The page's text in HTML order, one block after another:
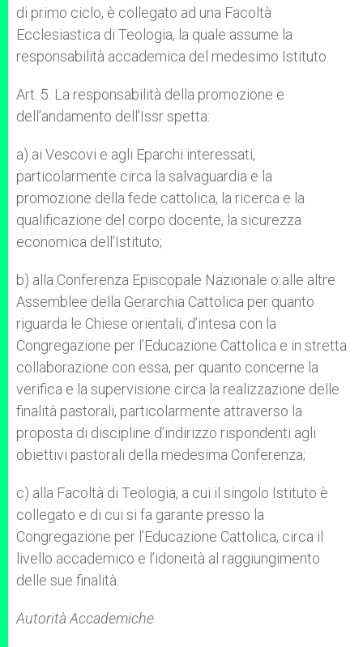
di primo ciclo, è collegato ad una Facoltà
Ecclesiastica di Teologia, la quale assume la
responsabilità accademica del medesimo Istituto.
Art. 5. La responsabilità della promozione e
dell’andamento dell’Issr spetta:
a) ai Vescovi e agli Eparchi interessati,
particolarmente circa la salvaguardia e la
promozione della fede cattolica, la ricerca e la
qualificazione del corpo docente, la sicurezza
economica dell’Istituto;
b) alla Conferenza Episcopale Nazionale o alle altre
Assemblee della Gerarchia Cattolica per quanto
riguarda le Chiese orientali, d’intesa con la
Congregazione per l’Educazione Cattolica e in stretta
collaborazione con essa, per quanto concerne la
verifica e la supervisione circa la realizzazione delle
finalità pastorali, particolarmente attraverso la
proposta di discipline d’indirizzo rispondenti agli
obiettivi pastorali della medesima Conferenza;
c) alla Facoltà di Teologia, a cui il singolo Istituto è
collegato e di cui si fa garante presso la
Congregazione per l’Educazione Cattolica, circa il
livello accademico e l’idoneità al raggiungimento
delle sue finalità.
Autorità Accademiche